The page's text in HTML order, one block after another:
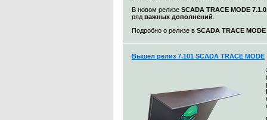
В новом релизе SCADA TRACE MODE
ряд важных дополнений
Подробно о релизе в SCADA TRACE MODE
Вышел релиз 7.101 SCADA TRACE MODE